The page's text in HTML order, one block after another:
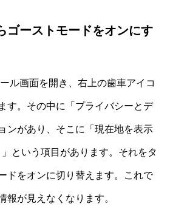
ゴーストモードをオンにす
ル画面を開き、右上の歯車アイコ
す。その中に「プライバシーとデ
ンがあり、そこに「現在地を表示
」という項目があります。それをタ
ドをオンに切り替えます。これで
報が見えなくなります。